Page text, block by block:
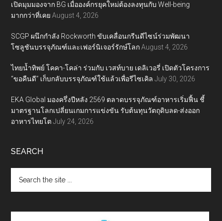
เปิดมุมมองจาก BG เมื่อองค์กรยุคใหม่ต้องลงทุนกับ Well-being
มากกว่าที่เคย August 4, 2026
SCGP ผนึกกำลัง Rockworth ขับเคลื่อนกรีนดีไซน์ร่วมพัฒนา
โซลูชันบรรจุภัณฑ์และเฟอร์นิเจอร์รักษ์โลก August 4, 2026
ไทยน้ำทิพย์ โคคา-โคล่า ร่วมกับ เวสท์บาย เดลิเวอรี่ เปิดตัวโครงการ
“ขอคืนดี” เก็บกลับบรรจุภัณฑ์ใช้แล้วเพื่อรีไซเคิล July 30, 2026
EKA Global มองครึ่งปีหลัง 2569 ตลาดบรรจุภัณฑ์อาหารเริ่มฟื้น ชี้
มาตรฐานโลกเปลี่ยนเกมการแข่งขัน รับต้นทุนวัตถุดิบลด-ส่งออก
อาหารไทยโต July 24, 2026
SEARCH
the